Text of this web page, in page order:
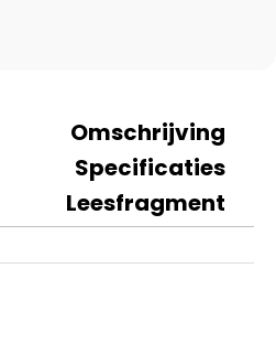
Omschrijving
Specificaties
Leesfragment